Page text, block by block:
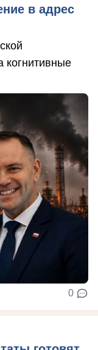
в адрес
когнитивные
0